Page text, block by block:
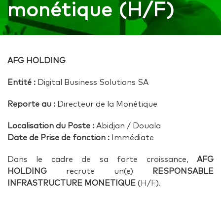
monétique (H/F)
AFG HOLDING
Entité : Digital Business Solutions SA
Reporte au : Directeur de la Monétique
Localisation du Poste : Abidjan / Douala
Date de Prise de fonction : Immédiate
Dans le cadre de sa forte croissance, AFG
HOLDING recrute un(e)
RESPONSABLE
INFRASTRUCTURE MONETIQUE (H/F).